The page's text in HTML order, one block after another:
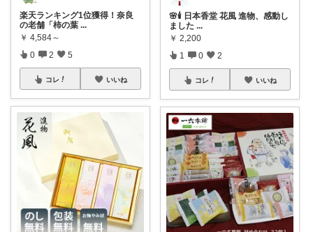
楽天ランキング1位獲得！奈良
の老舗「柿の葉 ...
￥ 4,584～
0 2 5
コレ いいね
🌸🕯️ 日本香堂 花風 進物、感動し
ました ...
￥ 2,200
1 0 2
コレ いいね